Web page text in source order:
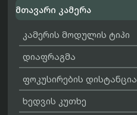
მთავარი კამერა
კამერის მოდულის ტიპი
დიაფრაგმა
ფოკუსირების დისტანცია
ხედვის კუთხე